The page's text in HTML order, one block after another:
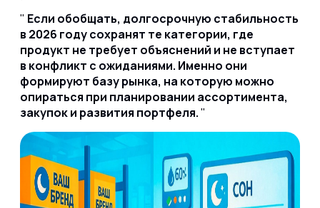
Если обобщать, долгосрочную стабильность
в 2026 году сохранят те категории, где
продукт не требует объяснений и не вступает
в конфликт с ожиданиями. Именно они
формируют базу рынка, на которую можно
опираться при планировании ассортимента,
закупок и развития портфеля.